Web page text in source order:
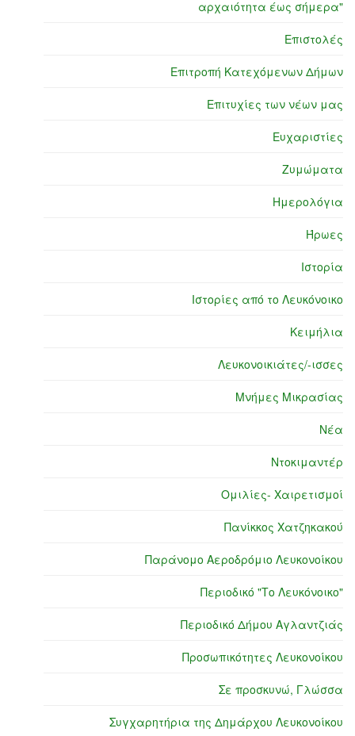
αρχαιότητα έως σήμερα"
Επιστολές
Επιτροπή Κατεχόμενων Δήμων
Επιτυχίες των νέων μας
Ευχαριστίες
Ζυμώματα
Ημερολόγια
Ήρωες
Ιστορία
Ιστορίες από το Λευκόνοικο
Κειμήλια
Λευκονοικιάτες/-ισσες
Μνήμες Μικρασίας
Νέα
Ντοκιμαντέρ
Ομιλίες- Χαιρετισμοί
Πανίκκος Χατζηκακού
Παράνομο Αεροδρόμιο Λευκονοίκου
Περιοδικό "Το Λευκόνοικο"
Περιοδικό Δήμου Αγλαντζιάς
Προσωπικότητες Λευκονοίκου
Σε προσκυνώ, Γλώσσα
Συγχαρητήρια της Δημάρχου Λευκονοίκου